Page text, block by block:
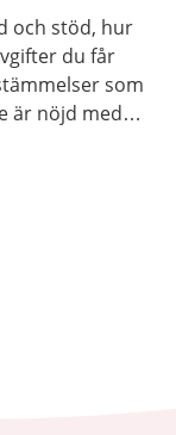
och stöd, hur
du får